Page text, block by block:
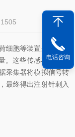
细胞等装置来测量注
。这些传感器能够精
采集器将模拟信号转
最终得出注射针刺入
电话咨询